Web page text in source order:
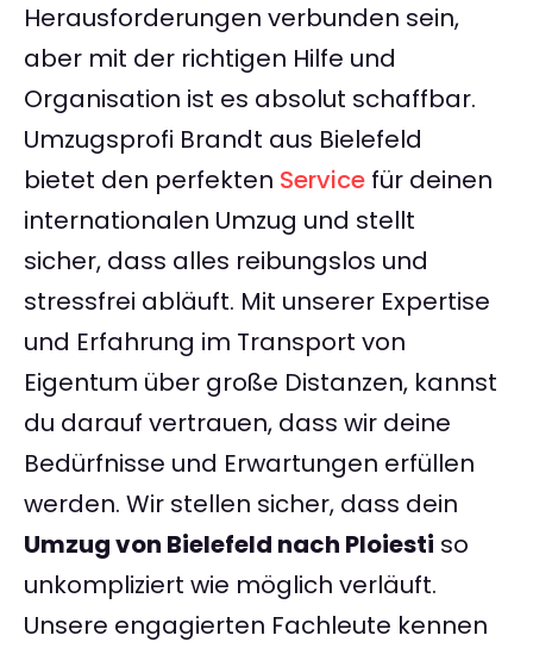
Herausforderungen verbunden sein,
aber mit der richtigen Hilfe und
Organisation ist es absolut schaffbar.
Umzugsprofi Brandt aus Bielefeld
bietet den perfekten Service für deinen
internationalen Umzug und stellt
sicher, dass alles reibungslos und
stressfrei abläuft. Mit unserer Expertise
und Erfahrung im Transport von
Eigentum über große Distanzen, kannst
du darauf vertrauen, dass wir deine
Bedürfnisse und Erwartungen erfüllen
werden. Wir stellen sicher, dass dein
Umzug von Bielefeld nach Ploiesti so
unkompliziert wie möglich verläuft.
Unsere engagierten Fachleute kennen